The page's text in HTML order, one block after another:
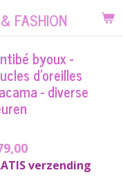
FASHION
byoux -
d'oreilles
- diverse
verzending